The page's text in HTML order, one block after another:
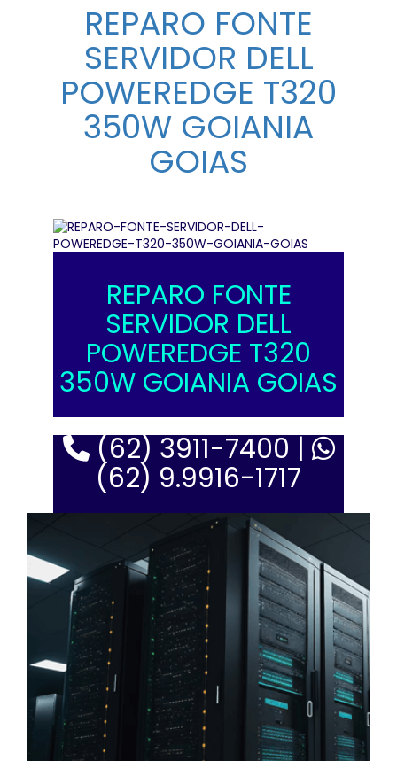
REPARO FONTE
SERVIDOR DELL
POWEREDGE T320
350W GOIANIA
GOIAS
REPARO FONTE
SERVIDOR DELL
POWEREDGE T320
350W GOIANIA GOIAS
(62) 3911-7400 |
(62) 9.9916-1717